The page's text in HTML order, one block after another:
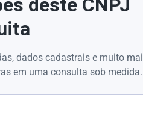
deste CNPJ
dados cadastrais e muito
em uma consulta sob medida.